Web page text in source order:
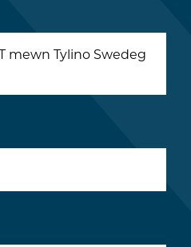
mewn Tylino Swedeg